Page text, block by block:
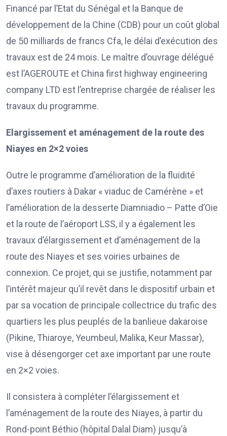
Financé par l’Etat du Sénégal et la Banque de
développement de la Chine (CDB) pour un coût global
de 50 milliards de francs Cfa, le délai d’exécution des
travaux est de 24 mois. Le maître d’ouvrage délégué
est l’AGEROUTE et China first highway engineering
company LTD est l’entreprise chargée de réaliser les
travaux du programme.
Elargissement et aménagement de la route des
Niayes en 2×2 voies
Outre le programme d’amélioration de la fluidité
d’axes routiers à Dakar « viaduc de Camérène » et
l’amélioration de la desserte Diamniadio – Patte d’Oie
et la route de l’aéroport LSS, il y a également les
travaux d’élargissement et d’aménagement de la
route des Niayes et ses voiries urbaines de
connexion. Ce projet, qui se justifie, notamment par
l’intérêt majeur qu’il revêt dans le dispositif urbain et
par sa vocation de principale collectrice du trafic des
quartiers les plus peuplés de la banlieue dakaroise
(Pikine, Thiaroye, Yeumbeul, Malika, Keur Massar),
vise à désengorger cet axe important par une route
en 2×2 voies.
Il consistera à compléter l’élargissement et
l’aménagement de la route des Niayes, à partir du
Rond-point Béthio (hôpital Dalal Diam) jusqu’à